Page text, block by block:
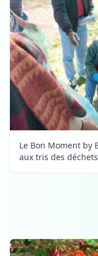
Le Bon Moment by
aux tris des